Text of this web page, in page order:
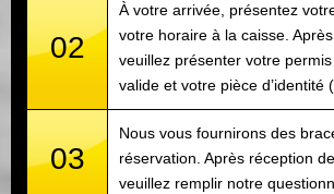
02
À votre arrivée, présentez
votre horaire à la caisse.
veuillez présenter votre
valide et votre pièce d’identité
03
Nous vous fournirons des
réservation. Après réception
veuillez remplir notre